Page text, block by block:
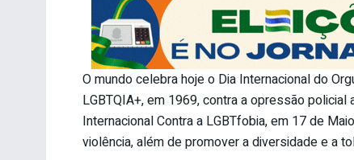
O mundo celebra hoje o Dia Internacional do
LGBTQIA+, em 1969, contra a opressão
Internacional Contra a LGBTfobia, em 17 de
violência, além de promover a diversidade e a